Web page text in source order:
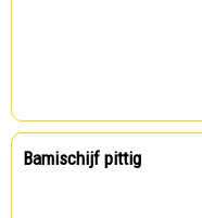
Bamischijf pittig